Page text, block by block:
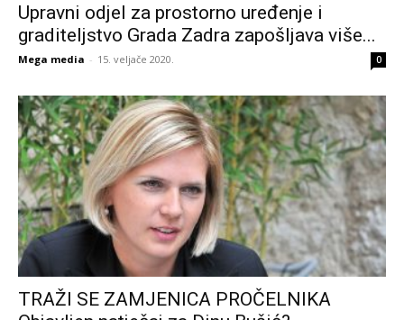
Upravni odjel za prostorno uređenje i
graditeljstvo Grada Zadra zapošljava više...
Mega media - 15. veljače 2020. 0
TRAŽI SE ZAMJENICA PROČELNIKA